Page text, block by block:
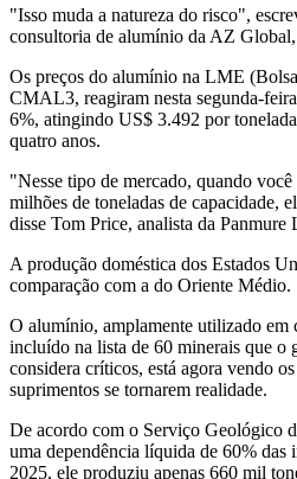
"Isso muda a natureza do risco",
consultoria de alumínio da AZ
Os preços do alumínio na LME (
CMAL3, reagiram nesta segunda-
6%, atingindo US$ 3.492 por
quatro anos.
"Nesse tipo de mercado, quando
milhões de toneladas de capacidade,
disse Tom Price, analista da Panmure
A produção doméstica dos Estados
comparação com a do Oriente Médio.
O alumínio, amplamente utilizado em
incluído na lista de 60 minerais que o
considera críticos, está agora vendo
suprimentos se tornarem realidade.
De acordo com o Serviço Geológico
uma dependência líquida de 60% das
2025, ele produziu apenas 660 mil